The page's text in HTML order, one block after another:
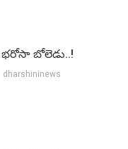
భరోసా బోలెడు..!
dharshininews